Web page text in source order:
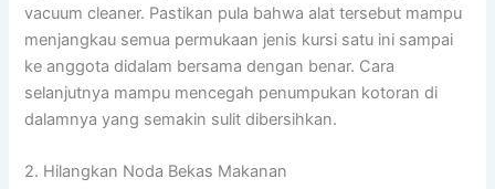
vacuum cleaner. Pastikan pula bahwa alat tersebut mampu
menjangkau semua permukaan jenis kursi satu ini sampai
ke anggota didalam bersama dengan benar. Cara
selanjutnya mampu mencegah penumpukan kotoran di
dalamnya yang semakin sulit dibersihkan.
2. Hilangkan Noda Bekas Makanan